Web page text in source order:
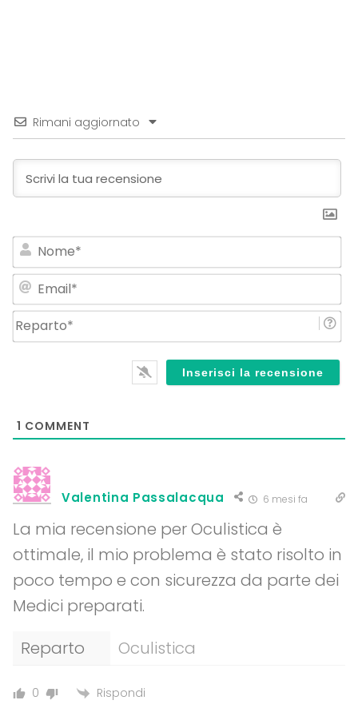
Rimani aggiornato
1 COMMENT
Valentina Passalacqua 6 mesi fa
La mia recensione per Oculistica è
ottimale, il mio problema è stato risolto in
poco tempo e con sicurezza da parte dei
Medici preparati.
Reparto
Oculistica
0 Rispondi